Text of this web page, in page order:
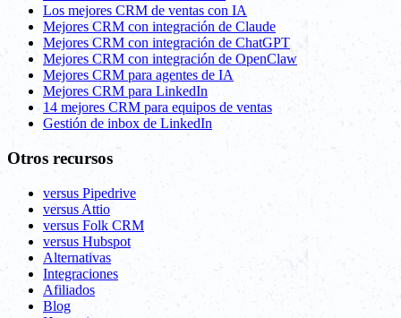
Los mejores CRM de ventas con IA
Mejores CRM con integración de Claude
Mejores CRM con integración de ChatGPT
Mejores CRM con integración de OpenClaw
Mejores CRM para agentes de IA
Mejores CRM para LinkedIn
14 mejores CRM para equipos de ventas
Gestión de inbox de LinkedIn
Otros recursos
versus Pipedrive
versus Attio
versus Folk CRM
versus Hubspot
Alternativas
Integraciones
Afiliados
Blog